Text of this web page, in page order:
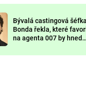
Sledujte nás
Bývalá castingová šéfka
Bonda řekla, které
na agenta 007 by hned